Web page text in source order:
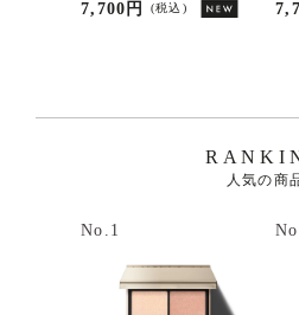
(税込)
7,700円
人気の商
No.1